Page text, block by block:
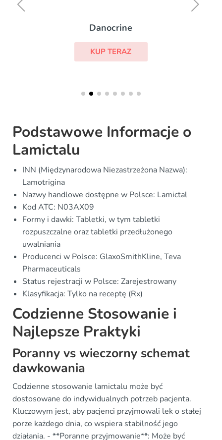
Danocrine
KUP TERAZ
Podstawowe Informacje o
Lamictalu
INN (Międzynarodowa Niezastrzeżona Nazwa):
Lamotrigina
Nazwy handlowe dostępne w Polsce: Lamictal
Kod ATC: N03AX09
Formy i dawki: Tabletki, w tym tabletki
rozpuszczalne oraz tabletki przedłużonego
uwalniania
Producenci w Polsce: GlaxoSmithKline, Teva
Pharmaceuticals
Status rejestracji w Polsce: Zarejestrowany
Klasyfikacja: Tylko na receptę (Rx)
Codzienne Stosowanie i
Najlepsze Praktyki
Poranny vs wieczorny schemat
dawkowania
Codzienne stosowanie lamictalu może być
dostosowane do indywidualnych potrzeb pacjenta.
Kluczowym jest, aby pacjenci przyjmowali lek o stałej
porze każdego dnia, co wspiera stabilność jego
działania. - **Poranne przyjmowanie**: Może być